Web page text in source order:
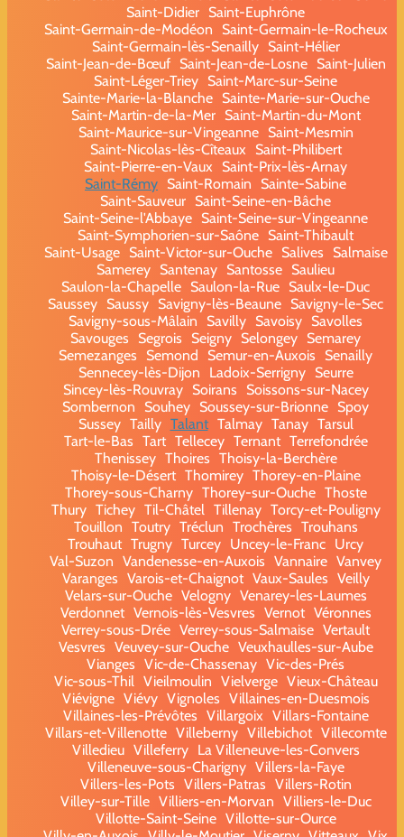
Saint-Didier Saint-Euphrône
Saint-Germain-de-Modéon
Saint-Germain-le-Rocheux
Saint-Germain-lès-Senailly
Saint-Hélier
Saint-Jean-de-Bœuf
Saint-Jean-de-Losne
Saint-Julien
Saint-Léger-Triey Saint-Marc-sur-Seine
Sainte-Marie-la-Blanche
Sainte-Marie-sur-Ouche
Saint-Martin-de-la-Mer
Saint-Martin-du-Mont
Saint-Maurice-sur-Vingeanne
Saint-Mesmin
Saint-Nicolas-lès-Cîteaux
Saint-Philibert
Saint-Pierre-en-Vaux
Saint-Prix-lès-Arnay
Saint-Rémy Saint-Romain
Sainte-Sabine
Saint-Sauveur Saint-Seine-en-Bâche
Saint-Seine-l'Abbaye Saint-Seine-sur-Vingeanne
Saint-Symphorien-sur-Saône Saint-Thibault
Saint-Usage
Saint-Victor-sur-Ouche Salives
Salmaise
Samerey Santenay Santosse Saulieu
Saulon-la-Chapelle Saulon-la-Rue Saulx-le-Duc
Saussey Saussy Savigny-lès-Beaune Savigny-le-Sec
Savigny-sous-Mâlain
Savilly Savoisy Savolles
Savouges
Segrois Seigny Selongey Semarey
Semezanges
Semond Semur-en-Auxois
Senailly
Sennecey-lès-Dijon
Ladoix-Serrigny
Seurre
Sincey-lès-Rouvray
Soirans
Soissons-sur-Nacey
Sombernon
Souhey Soussey-sur-Brionne Spoy
Sussey Tailly Talant Talmay Tanay Tarsul
Tart-le-Bas Tart Tellecey Ternant Terrefondrée
Thenissey Thoires Thoisy-la-Berchère
Thoisy-le-Désert Thomirey Thorey-en-Plaine
Thorey-sous-Charny Thorey-sur-Ouche Thoste
Thury Tichey Til-Châtel Tillenay Torcy-et-Pouligny
Touillon Toutry Tréclun Trochères Trouhans
Trouhaut Trugny Turcey Uncey-le-Franc Urcy
Val-Suzon Vandenesse-en-Auxois Vannaire Vanvey
Varanges Varois-et-Chaignot Vaux-Saules Veilly
Velars-sur-Ouche Velogny Venarey-les-Laumes
Verdonnet Vernois-lès-Vesvres Vernot Véronnes
Verrey-sous-Drée Verrey-sous-Salmaise Vertault
Vesvres Veuvey-sur-Ouche Veuxhaulles-sur-Aube
Vianges Vic-de-Chassenay Vic-des-Prés
Vic-sous-Thil Vieilmoulin Vielverge Vieux-Château
Viévigne Viévy Vignoles Villaines-en-Duesmois
Villaines-les-Prévôtes Villargoix Villars-Fontaine
Villars-et-Villenotte Villeberny Villebichot Villecomte
Villedieu Villeferry
La Villeneuve-les-Convers
Villeneuve-sous-Charigny Villers-la-Faye
Villers-les-Pots Villers-Patras Villers-Rotin
Villey-sur-Tille Villiers-en-Morvan Villiers-le-Duc
Villotte-Saint-Seine Villotte-sur-Ource